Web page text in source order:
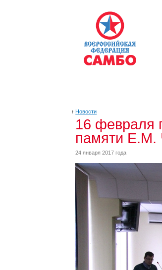
↑ Новости
16 февраля
памяти Е.М.
24 января 2017 года